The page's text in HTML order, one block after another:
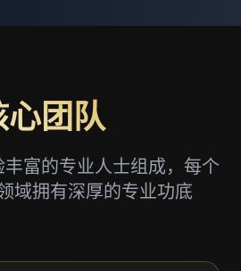
心团队
富的专业人士组成，每个
域拥有深厚的专业功底